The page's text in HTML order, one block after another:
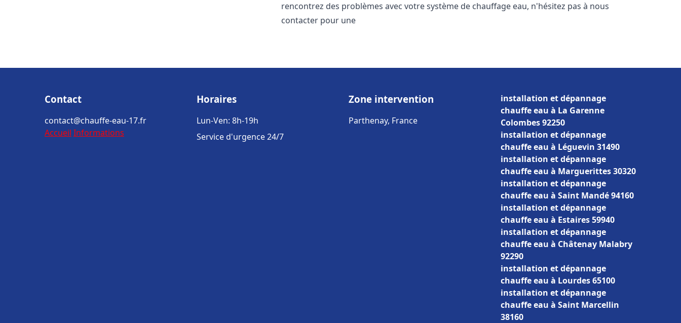
rencontrez des problèmes avec votre système de chauffage eau, n'hésitez pas à nous
contacter pour une
Contact
contact@chauffe-eau-17.fr
Accueil Informations
Horaires
Lun-Ven: 8h-19h
Service d'urgence 24/7
Zone intervention
Parthenay, France
installation et dépannage
chauffe eau à La Garenne
Colombes 92250
installation et dépannage
chauffe eau à Léguevin 31490
installation et dépannage
chauffe eau à Marguerittes 30320
installation et dépannage
chauffe eau à Saint Mandé 94160
installation et dépannage
chauffe eau à Estaires 59940
installation et dépannage
chauffe eau à Châtenay Malabry
92290
installation et dépannage
chauffe eau à Lourdes 65100
installation et dépannage
chauffe eau à Saint Marcellin
38160